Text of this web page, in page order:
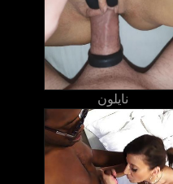
نايلون